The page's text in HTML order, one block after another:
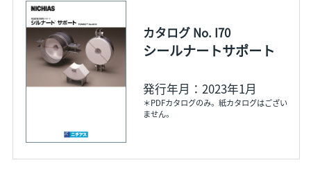
カタログ No. I70
シールナートサポート
発行年月：2023年1月
＊PDFカタログのみ。紙カタログはござい
ません。